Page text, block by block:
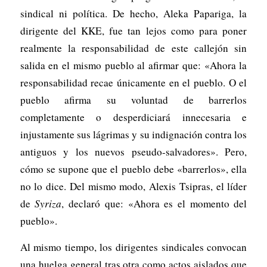
sindical ni política. De hecho, Aleka Papariga, la
dirigente del KKE, fue tan lejos como para poner
realmente la responsabilidad de este callejón sin
salida en el mismo pueblo al afirmar que: «Ahora la
responsabilidad recae únicamente en el pueblo. O el
pueblo afirma su voluntad de barrerlos
completamente o desperdiciará innecesaria e
injustamente sus lágrimas y su indignación contra los
antiguos y los nuevos pseudo-salvadores». Pero,
cómo se supone que el pueblo debe «barrerlos», ella
no lo dice. Del mismo modo, Alexis Tsipras, el líder
deSyriza, declaró que: «Ahora es el momento del
pueblo».
Al mismo tiempo, los dirigentes sindicales convocan